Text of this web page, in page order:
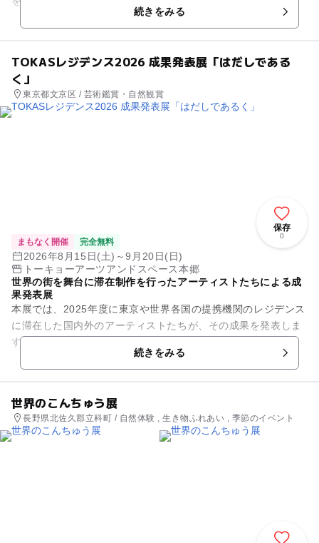
続きをみる
TOKASレジデンス2026 成果発表展「はだしである
く」
東京都文京区 / 芸術鑑賞・自然観賞
保存
0
まもなく開催 完全無料
2026年8月15日(土)～9月20日(日)
トーキョーアーツアンドスペース本郷
世界の街を舞台に滞在制作を行ったアーティストたちによる成
果発表展
本展では、2025年度に東京や世界各国の提携機関のレジデンス
に滞在した国内外のアーティストたちが、その成果を発表しま
す。第1期は、「テクノロジーと人間のかたち」というテーマ
続きをみる
世界のこんちゅう展
長野県北佐久郡立科町 / 自然体験 , 生き物ふれあい , 季節のイベント